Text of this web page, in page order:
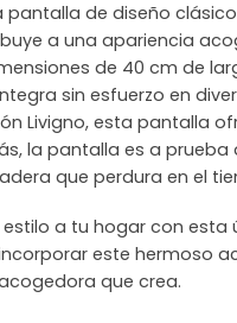
pantalla de diseño
a una apariencia
de 40 cm de
sin esfuerzo en
Livigno, esta pantalla
la pantalla es a prueba
que perdura en el
a tu hogar con esta
este hermoso
que crea.